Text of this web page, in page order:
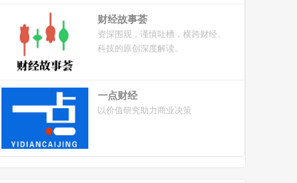
财经故事荟
资深围观，谨慎吐槽，横跨财经、
科技的原创深度解读。
一点财经
以价值研究助力商业决策